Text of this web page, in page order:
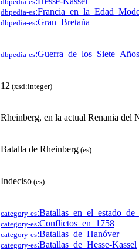
dbpedia-es
dbpedia-es:Gran_Bretaña
dbpedia-es:Guerra_de_los_Siete_Años
12 (xsd:integer)
Rheinberg, en la actual Renania del
Batalla de Rheinberg (es)
Indeciso (es)
category-es
category-es:Conflictos_en_1758
category-es:Batallas_de_Hanóver
category-es:Batallas_de_Hesse-Kassel